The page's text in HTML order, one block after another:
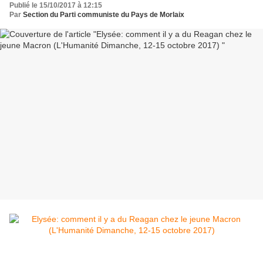
Publié le 15/10/2017 à 12:15
Par Section du Parti communiste du Pays de Morlaix